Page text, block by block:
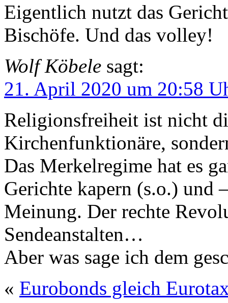
Eigentlich nutzt das
Bischöfe. Und das volley!
Wolf Köbele sagt:
21. April 2020 um 20:58
Religionsfreiheit ist nicht
Kirchenfunktionäre,
Das Merkelregime hat es
Gerichte kapern (s.o.) und
Meinung. Der rechte
Sendeanstalten…
Aber was sage ich dem
« Eurobonds gleich